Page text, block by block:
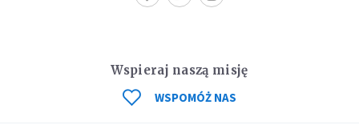
Wspieraj naszą misję
WSPOMÓŻ NAS